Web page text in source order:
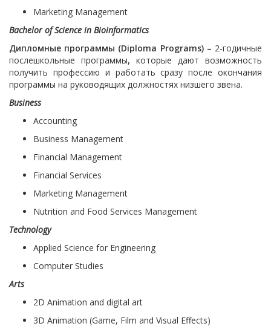
Marketing Management
Bachelor of Science in Bioinformatics
Дипломные программы (Diploma Programs) – 2-годичные
послешкольные программы, которые дают возможность
получить профессию и работать сразу после окончания
программы на руководящих должностях низшего звена.
Business
Accounting
Business Management
Financial Management
Financial Services
Marketing Management
Nutrition and Food Services Management
Technology
Applied Science for Engineering
Computer Studies
Arts
2D Animation and digital art
3D Animation (Game, Film and Visual Effects)